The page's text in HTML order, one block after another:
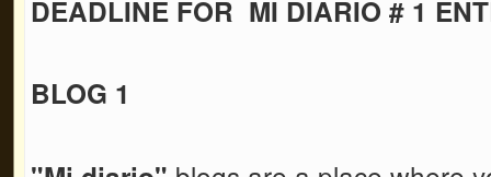
DEADLINE FOR MI DIARIO # 1
BLOG 1